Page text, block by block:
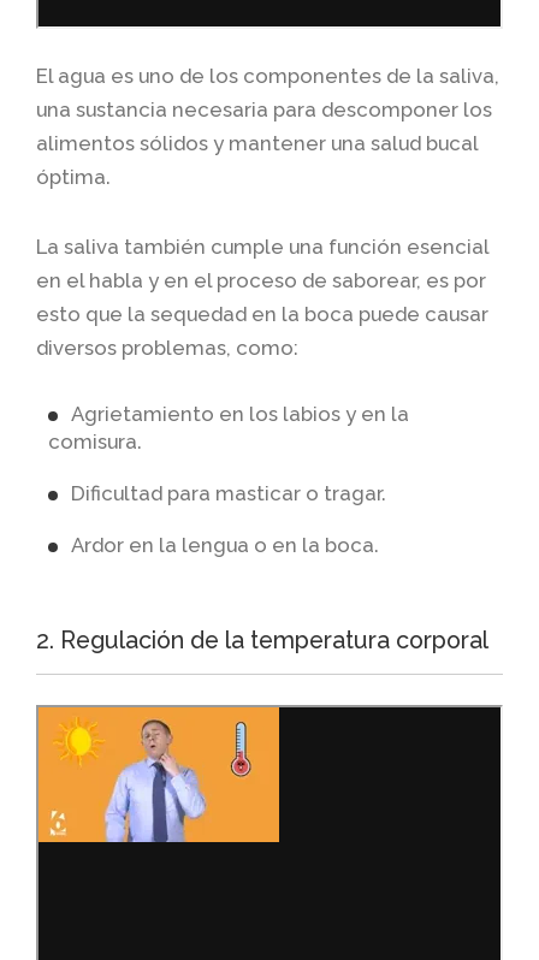
El agua es uno de los componentes de la saliva,
una sustancia necesaria para descomponer los
alimentos sólidos y mantener una salud bucal
óptima.
La saliva también cumple una función esencial
en el habla y en el proceso de saborear, es por
esto que la sequedad en la boca puede causar
diversos problemas, como:
Agrietamiento en los labios y en la
comisura.
Dificultad para masticar o tragar.
Ardor en la lengua o en la boca.
2. Regulación de la temperatura corporal